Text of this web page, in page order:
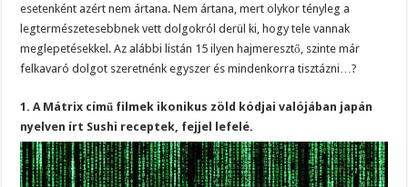
esetenként azért nem ártana. Nem ártana, mert olykor tényleg a
legtermészetesebbnek vett dolgokról derül ki, hogy tele vannak
meglepetésekkel. Az alábbi listán 15 ilyen hajmeresztő, szinte már
felkavaró dolgot szeretnénk egyszer és mindenkorra tisztázni…?
1. A Mátrix című filmek ikonikus zöld kódjai valójában japán
nyelven írt Sushi receptek, fejjel lefelé.